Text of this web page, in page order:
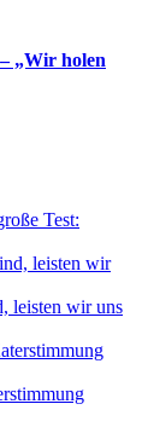
„Wir holen
Test:
leisten wir uns